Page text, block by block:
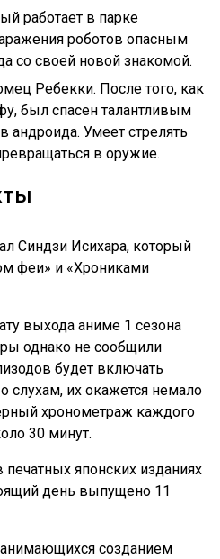
работает в парке
роботов опасным
со своей новой знакомой.
Ребекки. После того, как
был спасен талантливым
Умеет стрелять
в оружие.
Синдзи Исихара, который
феи» и «Хрониками
выхода аниме 1 сезона
однако не сообщили
будет включать
слухам, их окажется немало
хронометраж каждого
30 минут.
печатных японских изданиях
день выпущено 11
созданием